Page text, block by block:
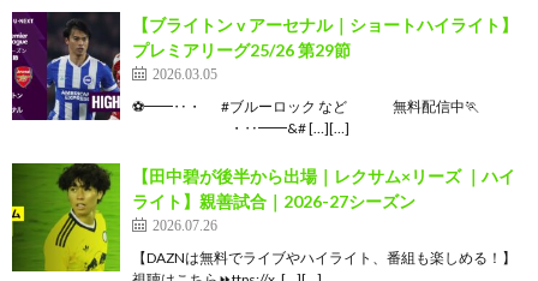
【ブライトン v アーセナル｜ショートハイライト】
プレミアリーグ25/26 第29節
2026.03.05
⚽━━‥・ #ブルーロック など 無料配信中🏃
⠀⠀⠀⠀⠀⠀⠀⠀⠀・‥━━&# […][…]
【田中碧が後半から出場｜レクサム×リーズ ｜ハイ
ライト】親善試合｜2026-27シーズン
2026.07.26
【DAZNは無料でライブやハイライト、番組も楽しめる！】